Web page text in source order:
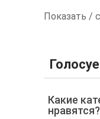
Показать /
Какие
нравятся?